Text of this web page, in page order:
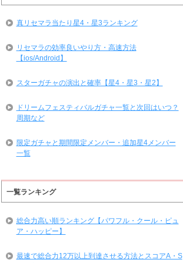
真リセマラ当たり星4・星3ランキング
リセマラの効率良いやり方・高速方法
【ios/Android】
スターガチャの演出と確率【星4・星3・星2】
ドリームフェスティバルガチャ一覧と次回はいつ？
周期など
限定ガチャと期間限定メンバー・追加星4メンバー
一覧
一覧ランキング
総合力高い順ランキング【パワフル・クール・ピュ
ア・ハッピー】
最速で総合力12万以上到達させる方法とスコアA・S